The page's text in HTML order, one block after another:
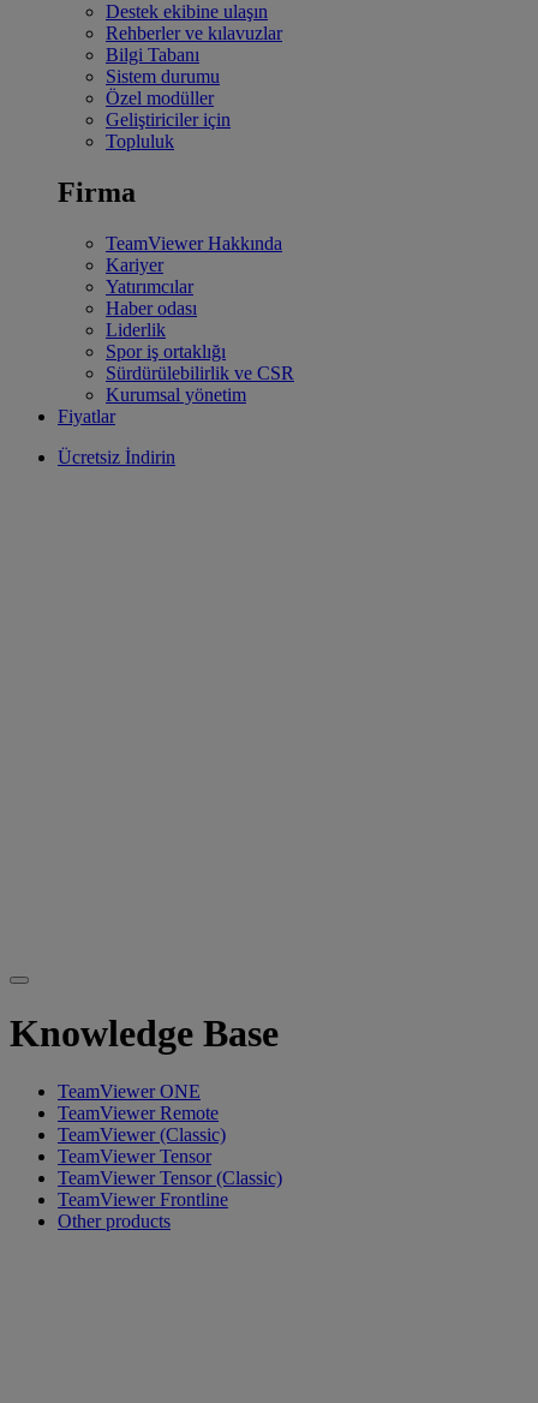
Destek ekibine ulaşın
Rehberler ve kılavuzlar
Bilgi Tabanı
Sistem durumu
Özel modüller
Geliştiriciler için
Topluluk
Firma
TeamViewer Hakkında
Kariyer
Yatırımcılar
Haber odası
Liderlik
Spor iş ortaklığı
Sürdürülebilirlik ve CSR
Kurumsal yönetim
Fiyatlar
Ücretsiz İndirin
Knowledge Base
TeamViewer ONE
TeamViewer Remote
TeamViewer (Classic)
TeamViewer Tensor
TeamViewer Tensor (Classic)
TeamViewer Frontline
Other products